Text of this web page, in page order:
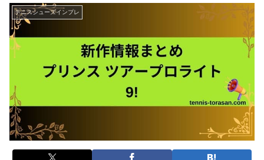
テニスシューズインプレ